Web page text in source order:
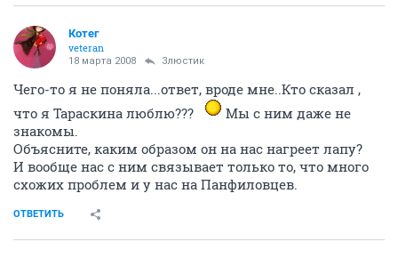
Котег
veteran
18 марта 2008 Злюстик
Чего-то я не поняла...ответ, вроде мне..Кто сказал ,
что я Тараскина люблю???
Мы с ним даже не
знакомы.
Объясните, каким образом он на нас нагреет лапу?
И вообще нас с ним связывает только то, что много
схожих проблем и у нас на Панфиловцев.
ОТВЕТИТЬ